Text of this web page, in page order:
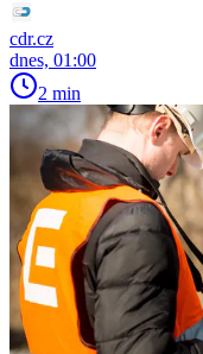
cdr.cz
dnes, 01:00
2 min